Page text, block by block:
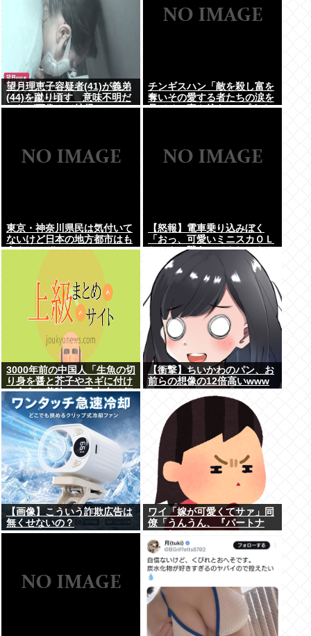
望月理恵子容疑者(41)が義弟
(44)を蹴り頃す 意味不明だ
ったが画像みて納得・・・
チンギスハン「敵を殺し富を
奪いその愛する者たちの涙を
見てその妻や娘をレ●プする
東京・神奈川県民は気付いて
ないけど日本の地方都市はも
うやべーぞ
【怒報】電車乗り込みぼく
「おっ、可愛いミニスカＯＬ
ちゃんの隣あいてんじゃん！
座ったろ！」→結果w w w w
w w w w
3000年前の中国人「生魚の切
り身を醤と芥子やネギに付け
て食うと美味い」日本人は何
故ずっとこのレベルで足踏み
してるのか
【衝撃】ちいかわのパン、お
前らの想像の12倍高いwww
【画像】こういう詐欺広告は
無くせないの？
ワイ「嫁が可愛くてサァ」同
僚「うんうん、『パートナ